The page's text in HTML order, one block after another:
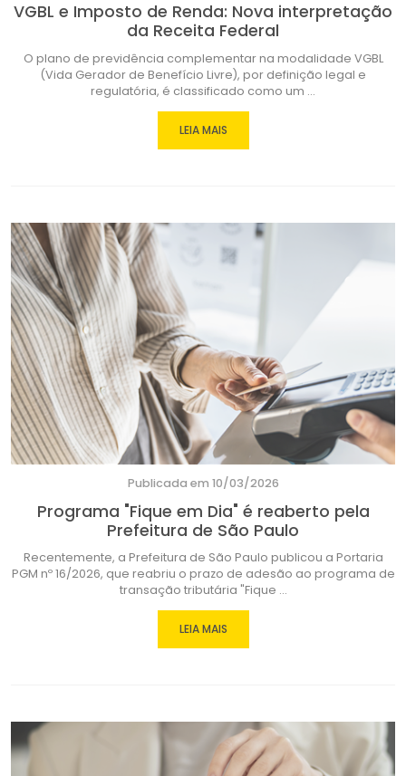
VGBL e Imposto de Renda: Nova interpretação
da Receita Federal
O plano de previdência complementar na modalidade VGBL
(Vida Gerador de Benefício Livre), por definição legal e
regulatória, é classificado como um ...
LEIA MAIS
Publicada em 10/03/2026
Programa "Fique em Dia" é reaberto pela
Prefeitura de São Paulo
Recentemente, a Prefeitura de São Paulo publicou a Portaria
PGM nº 16/2026, que reabriu o prazo de adesão ao programa de
transação tributária "Fique ...
LEIA MAIS